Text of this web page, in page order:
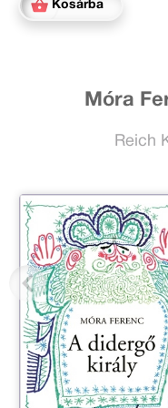
Kosárba
Móra
Reich